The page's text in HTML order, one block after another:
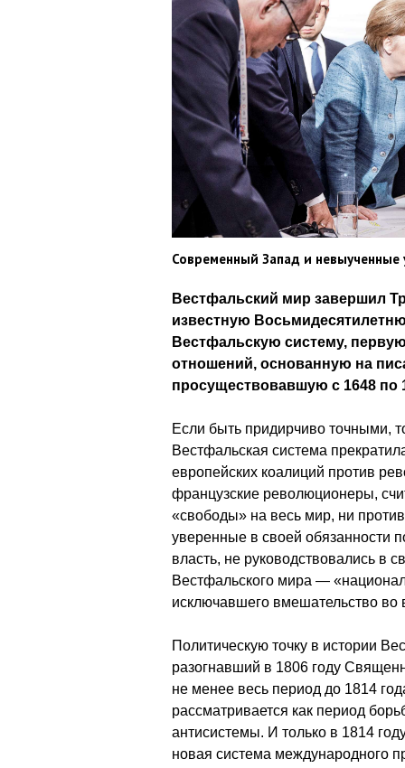
Современный Запад и невыученные
Вестфальский мир завершил
известную
Вестфальскую систему,
отношений, основанную на
просуществовавшую с 1648 по
Если быть придирчиво точными,
Вестфальская система
европейских коалиций против
французские революционеры,
«свободы» на весь мир, ни
уверенные в своей обязанности
власть, не руководствовались в
Вестфальского мира —
исключавшего вмешательство во
Политическую точку в истории
разогнавший в 1806 году
не менее весь период до 1814
рассматривается как период
антисистемы. И только в 1814
новая система международного